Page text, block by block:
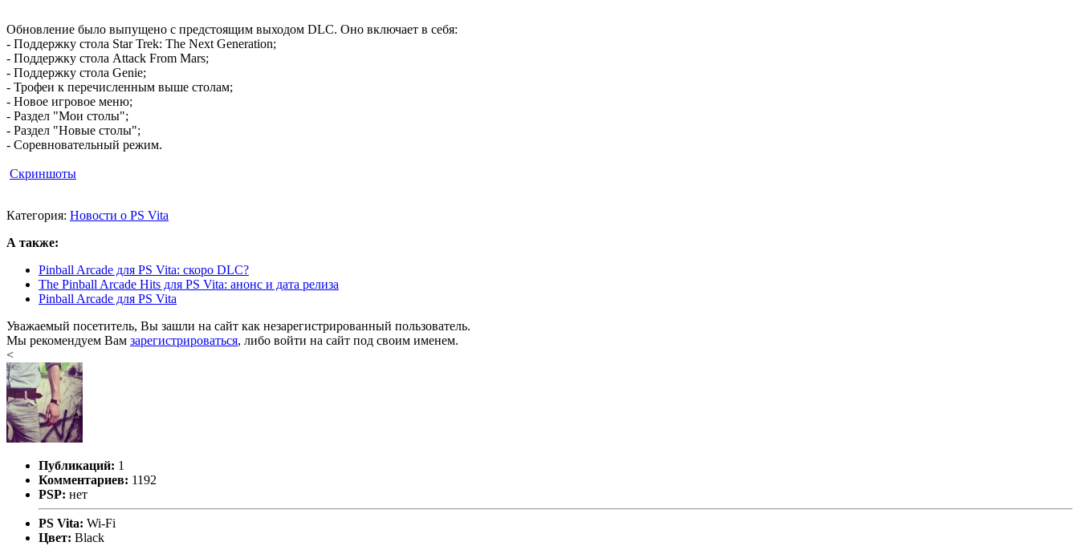
Обновление было выпущено с предстоящим выходом DLC. Оно включает в себя:
- Поддержку стола Star Trek: The Next Generation;
- Поддержку стола Attack From Mars;
- Поддержку стола Genie;
- Трофеи к перечисленным выше столам;
- Новое игровое меню;
- Раздел "Мои столы";
- Раздел "Новые столы";
- Соревновательный режим.
Скриншоты
Категория: Новости о PS Vita
А также:
Pinball Arcade для PS Vita: скоро DLC?
The Pinball Arcade Hits для PS Vita: анонс и дата релиза
Pinball Arcade для PS Vita
Уважаемый посетитель, Вы зашли на сайт как незарегистрированный пользователь.
Мы рекомендуем Вам зарегистрироваться, либо войти на сайт под своим именем.
<
Публикаций: 1
Комментариев: 1192
PSP: нет
PS Vita: Wi-Fi
Цвет: Black